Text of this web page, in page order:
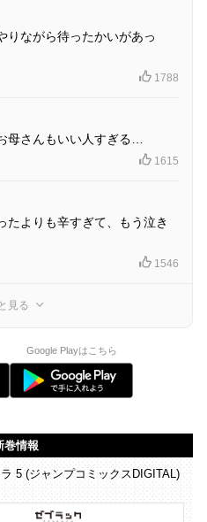
りながら待ったかいがあっ
1788
母さんもいい人すぎる…
1615
たよりも辛すぎて、もう泣き
1546
見る
Google Playはこちら
巻情報
5 (ジャンプコミックスDIGITAL)